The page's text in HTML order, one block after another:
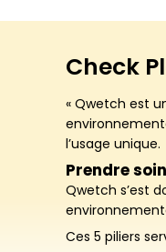
Check
« Qwetch est
l’usage unique.
Prendre
Qwetch s’est
Ces 5 piliers